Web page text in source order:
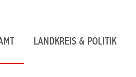
LANDKREIS & POLITIK